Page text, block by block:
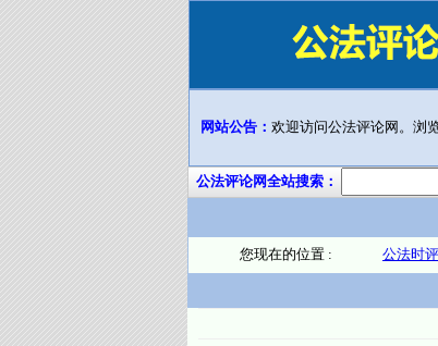
网站公告： 欢迎访问公法评论网。浏
公法评论网全站搜索：
您现在的位置 : 公法时评